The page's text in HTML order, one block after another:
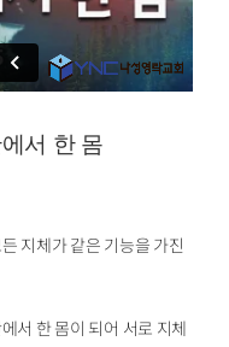
서 한 몸
지체가 같은 기능을 가진
서 한 몸이 되어 서로 지체